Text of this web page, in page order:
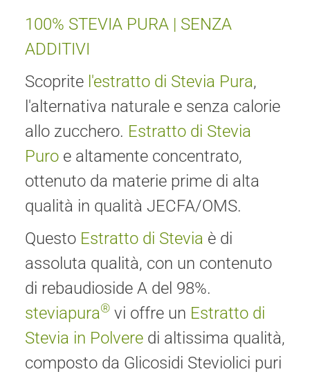
100% STEVIA PURA | SENZA
ADDITIVI
Scoprite l'estratto di Stevia Pura,
l'alternativa naturale e senza calorie
allo zucchero. Estratto di Stevia
Puro e altamente concentrato,
ottenuto da materie prime di alta
qualità in qualità JECFA/OMS.
Questo Estratto di Stevia è di
assoluta qualità, con un contenuto
di rebaudioside A del 98%.
steviapura® vi offre un Estratto di
Stevia in Polvere di altissima qualità,
composto da Glicosidi Steviolici puri